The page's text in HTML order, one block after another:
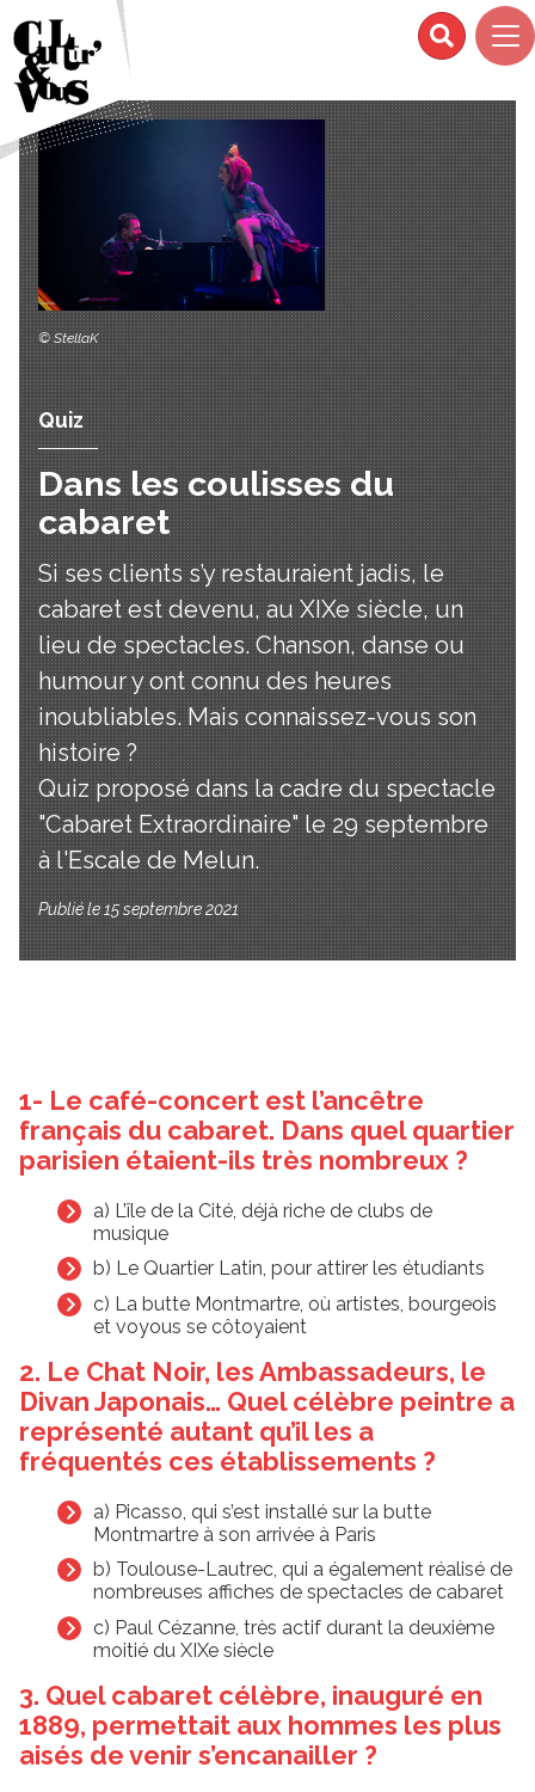
© StellaK
Quiz
Dans les coulisses du
cabaret
Si ses clients s’y restauraient jadis, le
cabaret est devenu, au XIXe siècle, un
lieu de spectacles. Chanson, danse ou
humour y ont connu des heures
inoubliables. Mais connaissez-vous son
histoire ?
Quiz proposé dans la cadre du spectacle
"Cabaret Extraordinaire" le 29 septembre
à l'Escale de Melun.
Publié le 15 septembre 2021
1- Le café-concert est l’ancêtre
français du cabaret. Dans quel quartier
parisien étaient-ils très nombreux ?
a) L’île de la Cité, déjà riche de clubs de
musique
b) Le Quartier Latin, pour attirer les étudiants
c) La butte Montmartre, où artistes, bourgeois
et voyous se côtoyaient
2. Le Chat Noir, les Ambassadeurs, le
Divan Japonais… Quel célèbre peintre a
représenté autant qu’il les a
fréquentés ces établissements ?
a) Picasso, qui s’est installé sur la butte
Montmartre à son arrivée à Paris
b) Toulouse-Lautrec, qui a également réalisé de
nombreuses affiches de spectacles de cabaret
c) Paul Cézanne, très actif durant la deuxième
moitié du XIXe siècle
3. Quel cabaret célèbre, inauguré en
1889, permettait aux hommes les plus
aisés de venir s’encanailler ?